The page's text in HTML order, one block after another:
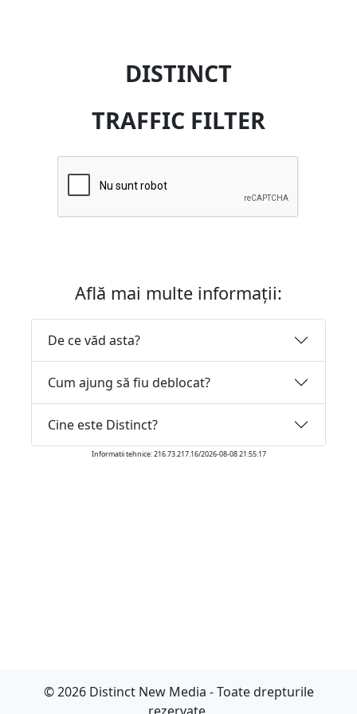
DISTINCT
TRAFFIC FILTER
Află mai multe informații:
De ce văd asta?
Cum ajung să fiu deblocat?
Cine este Distinct?
Informatii tehnice: 216.73.217.16/2026-08-08 21:55:17
© 2026 Distinct New Media - Toate drepturile